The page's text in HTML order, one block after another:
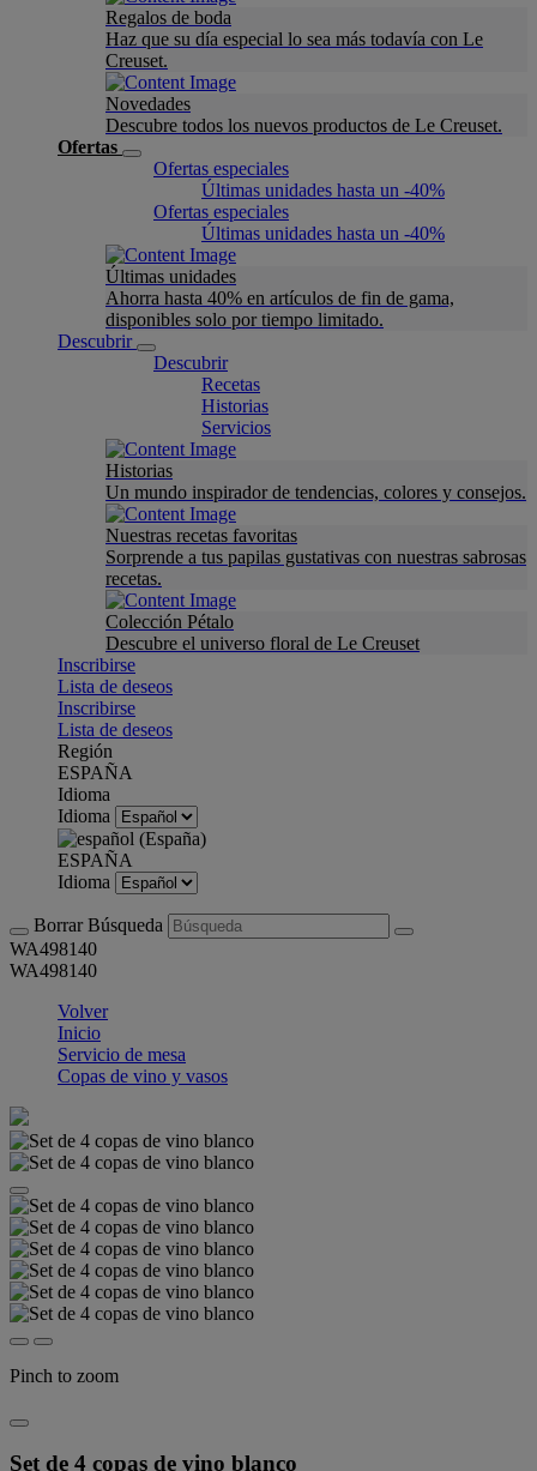
Regalos de boda
Haz que su día especial lo sea más todavía con Le
Creuset.
Novedades
Descubre todos los nuevos productos de Le Creuset.
Ofertas
Ofertas especiales
Últimas unidades hasta un -40%
Ofertas especiales
Últimas unidades hasta un -40%
Últimas unidades
Ahorra hasta 40% en artículos de fin de gama,
disponibles solo por tiempo limitado.
Descubrir
Descubrir
Recetas
Historias
Servicios
Historias
Un mundo inspirador de tendencias, colores y consejos.
Nuestras recetas favoritas
Sorprende a tus papilas gustativas con nuestras sabrosas
recetas.
Colección Pétalo
Descubre el universo floral de Le Creuset
Inscribirse
Lista de deseos
Inscribirse
Lista de deseos
Región
ESPAÑA
Idioma
Idioma
ESPAÑA
Idioma
Borrar Búsqueda
WA498140
WA498140
Volver
Inicio
Servicio de mesa
Copas de vino y vasos
Pinch to zoom
Set de 4 copas de vino blanco